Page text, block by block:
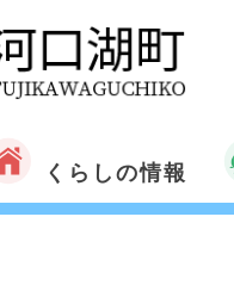
くらしの情報